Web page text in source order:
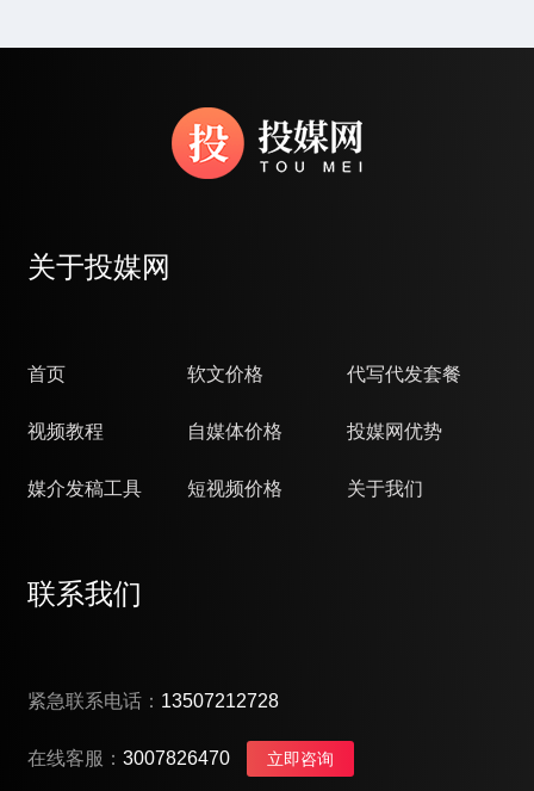
关于投媒网
首页 软文价格 代写代发套餐
视频教程 自媒体价格 投媒网优势
媒介发稿工具 短视频价格 关于我们
联系我们
紧急联系电话： 13507212728
在线客服： 3007826470 立即咨询